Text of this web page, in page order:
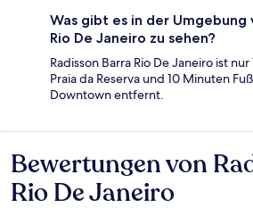
Was gibt es in der Umgebung
Rio De Janeiro zu sehen?
Radisson Barra Rio De Janeiro ist
Praia da Reserva und 10 Minuten
Downtown entfernt.
Bewertungen
Bewertungen von
Rio De Janeiro